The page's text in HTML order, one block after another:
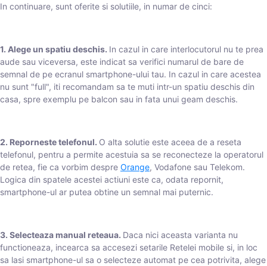
In continuare, sunt oferite si solutiile, in numar de cinci:
1. Alege un spatiu deschis. In cazul in care interlocutorul nu te prea
aude sau viceversa, este indicat sa verifici numarul de bare de
semnal de pe ecranul smartphone-ului tau. In cazul in care acestea
nu sunt "full", iti recomandam sa te muti intr-un spatiu deschis din
casa, spre exemplu pe balcon sau in fata unui geam deschis.
2. Reporneste telefonul. O alta solutie este aceea de a reseta
telefonul, pentru a permite acestuia sa se reconecteze la operatorul
de retea, fie ca vorbim despre Orange, Vodafone sau Telekom.
Logica din spatele acestei actiuni este ca, odata repornit,
smartphone-ul ar putea obtine un semnal mai puternic.
3. Selecteaza manual reteaua. Daca nici aceasta varianta nu
functioneaza, incearca sa accesezi setarile Retelei mobile si, in loc
sa lasi smartphone-ul sa o selecteze automat pe cea potrivita, alege